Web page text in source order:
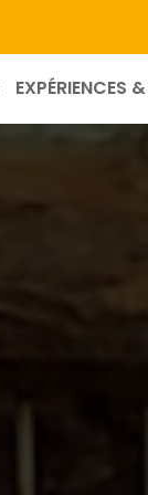
EXPÉRIENCES